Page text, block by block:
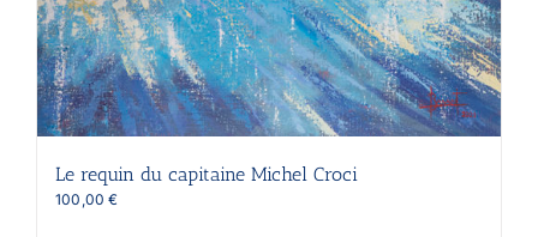
Le requin du capitaine Michel Croci
100,00€